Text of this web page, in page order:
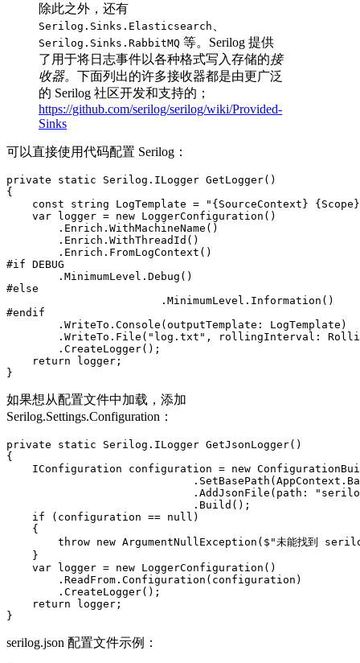
除此之外，还有
Serilog.Sinks.Elasticsearch
Serilog.Sinks.RabbitMQ 等。Serilog 提供
了用于将日志事件以各种格式写入存储的接
收器。 下面列出的许多接收器都是由更广泛
的 Serilog 社区开发和支持的；
https://github.com/serilog/serilog/wiki/Provided-
Sinks
可以直接使用代码配置 Serilog：
private static Serilog.ILogger GetLogger()
{
const string LogTemplate = "{SourceContext}
    var logger = new LoggerConfiguration()
        .Enrich.WithMachineName()
        .Enrich.WithThreadId()
        .Enrich.FromLogContext()
#if DEBUG
        .MinimumLevel.Debug()
#else
                        .MinimumLevel.Information()
#endif
        .WriteTo.Console(outputTemplate: LogTemplate)
.WriteTo.File("log.txt", rollingInterval:
        .CreateLogger();
    return logger;
}
如果想从配置文件中加载，添加
Serilog.Settings.Configuration：
private static Serilog.ILogger GetJsonLogger()
{
IConfiguration configuration = new
.AddJsonFile(path:
                             .Build();
    if (configuration == null)
    {
throw new ArgumentNullException($"未能找到
    }
    var logger = new LoggerConfiguration()
        .ReadFrom.Configuration(configuration)
        .CreateLogger();
    return logger;
}
serilog.json 配置文件示例：